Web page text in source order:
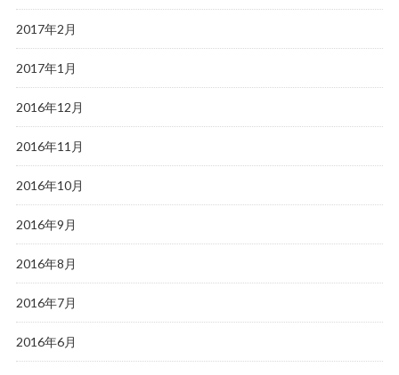
2017年2月
2017年1月
2016年12月
2016年11月
2016年10月
2016年9月
2016年8月
2016年7月
2016年6月